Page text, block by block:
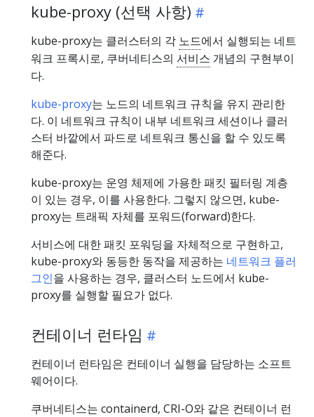
kube-proxy (선택 사항)
kube-proxy는 클러스터의 각 노드에서 실행되는 네트
워크 프록시로, 쿠버네티스의 서비스 개념의 구현부이
다.
kube-proxy는 노드의 네트워크 규칙을 유지 관리한
다. 이 네트워크 규칙이 내부 네트워크 세션이나 클러
스터 바깥에서 파드로 네트워크 통신을 할 수 있도록
해준다.
kube-proxy는 운영 체제에 가용한 패킷 필터링 계층
이 있는 경우, 이를 사용한다. 그렇지 않으면, kube-
proxy는 트래픽 자체를 포워드(forward)한다.
서비스에 대한 패킷 포워딩을 자체적으로 구현하고,
kube-proxy와 동등한 동작을 제공하는 네트워크 플러
그인을 사용하는 경우, 클러스터 노드에서 kube-
proxy를 실행할 필요가 없다.
컨테이너 런타임
컨테이너 런타임은 컨테이너 실행을 담당하는 소프트
웨어이다.
쿠버네티스는 containerd, CRI-O와 같은 컨테이너 런